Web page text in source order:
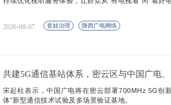
2026-08-07 套娃治理 陕西广电网络
共建5G通信基站体系，密云区与中国广电
宋起柱表示，中国广电将在密云部署700MHz 5G创
体”新型通信技术试验及多场景验证基地。